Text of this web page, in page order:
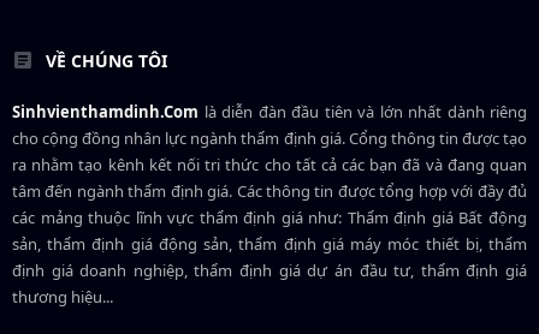
VỀ CHÚNG TÔI
Sinhvienthamdinh.Com là diễn đàn đầu tiên và lớn nhất dành riêng
cho cộng đồng nhân lực ngànhthẩm định giá. Cổng thông tin được tạo
ra nhằm tạo kênh kết nối tri thức cho tất cả các bạn đã và đang quan
tâm đến ngành thẩm định giá. Các thông tin được tổng hợp với đầy đủ
các mảng thuộc lĩnh vực thẩm định giá như: Thẩm định giá Bất động
sản, thẩm định giá động sản, thẩm định giá máy móc thiết bị, thẩm
định giá doanh nghiệp, thẩm định giá dự án đầu tư, thẩm định giá
thương hiệu...